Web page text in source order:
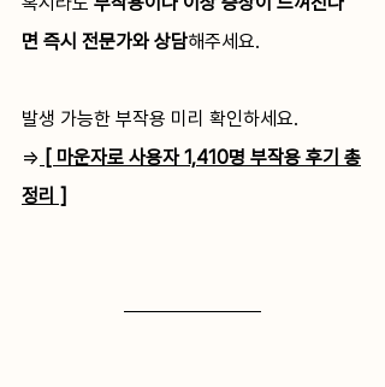
면 즉시 전문가와 상담해주세요.
발생 가능한 부작용 미리 확인하세요.
=> [ 마운자로 사용자 1,410명 부작용 후기 총
정리 ]